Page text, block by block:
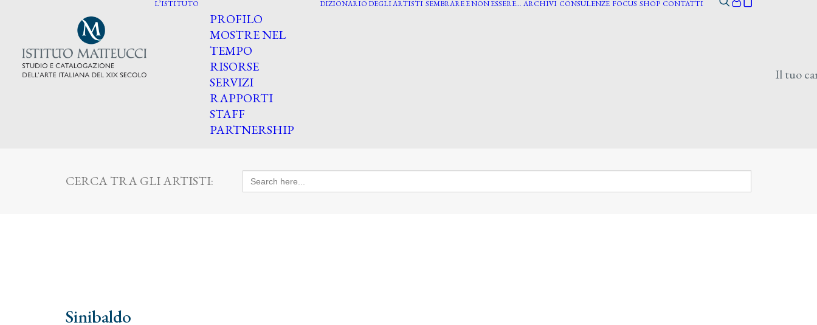
L’ISTITUTO
PROFILO
MOSTRE NEL
TEMPO
RISORSE
SERVIZI
RAPPORTI
STAFF
PARTNERSHIP
DIZIONARIO DEGLI ARTISTI SEMBRARE E NON ESSERE… ARCHIVI CONSULENZE FOCUS SHOP CONTATTI
Il tuo
CERCA TRA GLI ARTISTI: Search
for:
Sinibaldo